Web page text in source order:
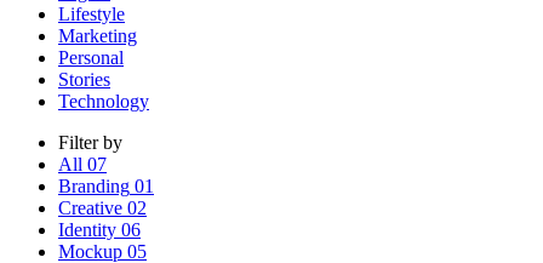
Lifestyle
Marketing
Personal
Stories
Technology
Filter by
All 07
Branding 01
Creative 02
Identity 06
Mockup 05